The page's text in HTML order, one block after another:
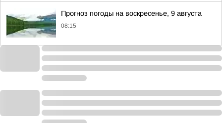
Прогноз погоды на воскресенье, 9 августа
08:15